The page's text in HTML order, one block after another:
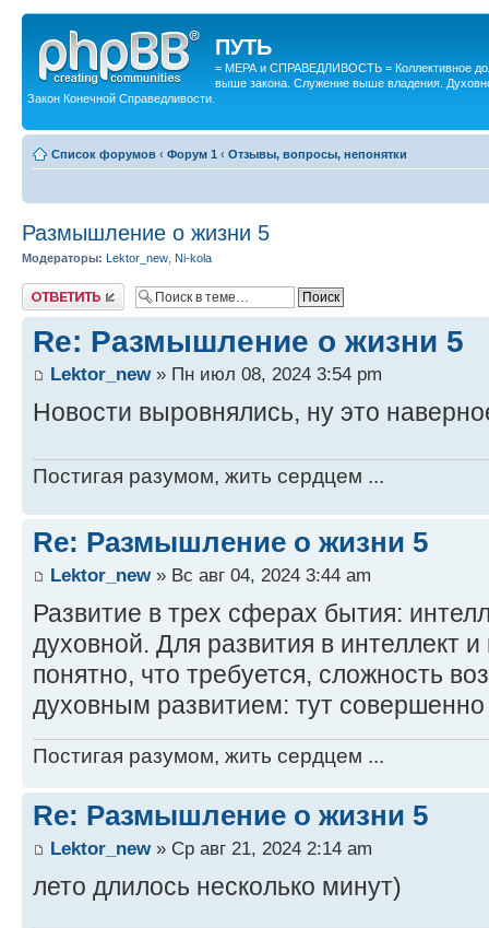
ПУТЬ
= МЕРА и СПРАВЕДЛИВОСТЬ = Коллективное
выше закона. Служение выше владения.
Закон Конечной Справедливости.
Список форумов ‹ Форум 1 ‹ Отзывы, вопросы, непонятки
Размышление о жизни 5
Модераторы: Lektor_new Ni-kola
Ответить
Re: Размышление о жизни 5
Lektor_new» Пн июл 08, 2024 3:54 pm
Новости выровнялись, ну это
Постигая разумом, жить сердцем ...
Re: Размышление о жизни 5
Lektor_new» Вс авг 04, 2024 3:44 am
Развитие в трех сферах бытия:
духовной. Для развития в интеллект
понятно, что требуется, сложность
духовным развитием: тут совершенно
Постигая разумом, жить сердцем ...
Re: Размышление о жизни 5
Lektor_new» Ср авг 21, 2024 2:14 am
лето длилось несколько минут)